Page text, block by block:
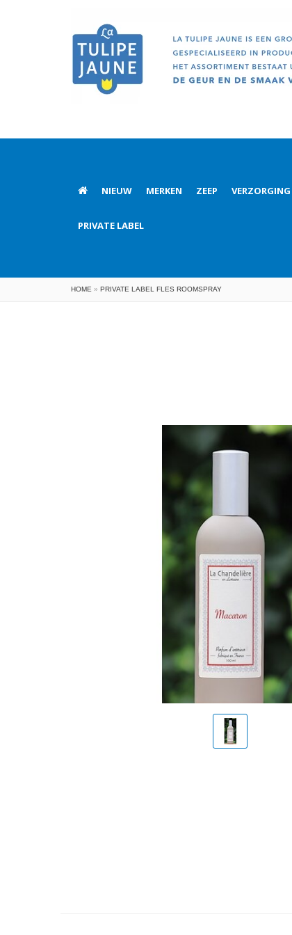
NIEUW MERKEN ZEEP VERZORGING
PRIVATE LABEL
HOME » PRIVATE LABEL FLES ROOMSPRAY